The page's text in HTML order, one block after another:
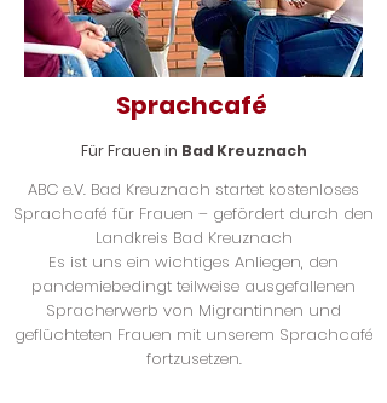
Sprachcafé
Für Frauen in Bad Kreuznach
ABC e.V. Bad Kreuznach startet kostenloses
Sprachcafé für Frauen – gefördert durch den
Landkreis Bad Kreuznach
Es ist uns ein wichtiges Anliegen, den
pandemiebedingt teilweise ausgefallenen
Spracherwerb von Migrantinnen und
geflüchteten Frauen mit unserem Sprachcafé
fortzusetzen.